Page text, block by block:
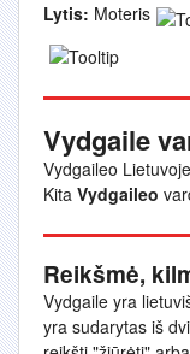
Lytis: Moteris
Vydgaile
Vydgaileo
Kita Vydgaileo
Reikšmė,
Vydgaile yra
yra sudarytas iš